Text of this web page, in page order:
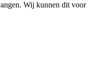
Wij kunnen dit voor